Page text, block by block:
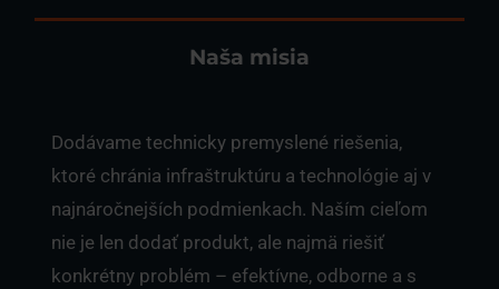
Naša misia
Dodávame technicky premyslené riešenia,
ktoré chránia infraštruktúru a technológie aj v
najnáročnejších podmienkach. Naším cieľom
nie je len dodať produkt, ale najmä riešiť
konkrétny problém – efektívne, odborne a s